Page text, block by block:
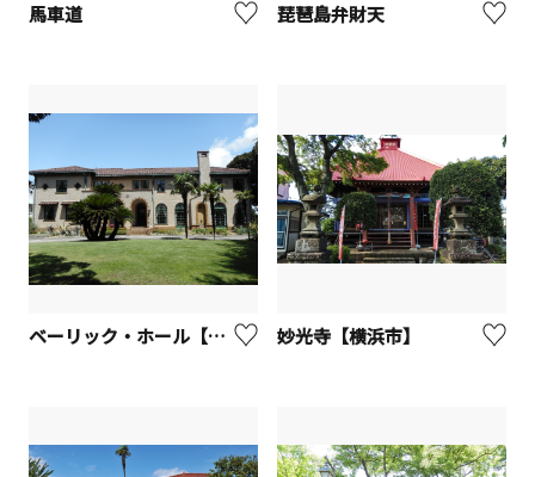
馬車道 琵琶島弁財天
ベーリック・ホール【横浜市】 妙光寺【横浜市】